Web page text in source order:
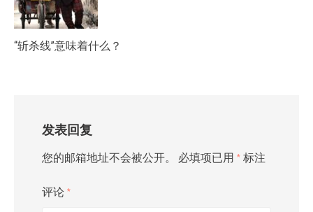
“斩杀线”意味着什么？
发表回复
您的邮箱地址不会被公开。 必填项已用 * 标注
评论 *